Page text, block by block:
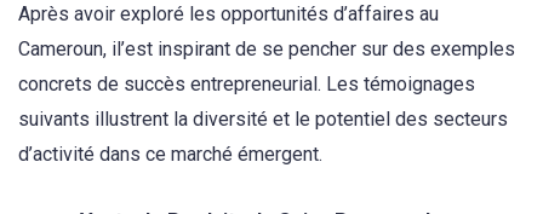
Après avoir exploré les opportunités d’affaires au
Cameroun, il’est inspirant de se pencher sur des exemples
concrets de succès entrepreneurial. Les témoignages
suivants illustrent la diversité et le potentiel des secteurs
d’activité dans ce marché émergent.